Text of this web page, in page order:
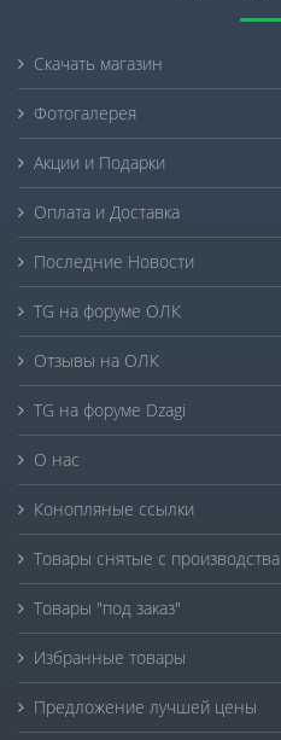
Скачать магазин
Фотогалерея
Акции и Подарки
Оплата и Доставка
Последние Новости
TG на форуме ОЛК
Отзывы на ОЛК
TG на форуме Dzagi
О нас
Конопляные ссылки
Товары снятые с производства
Товары "под заказ"
Избранные товары
Предложение лучшей цены